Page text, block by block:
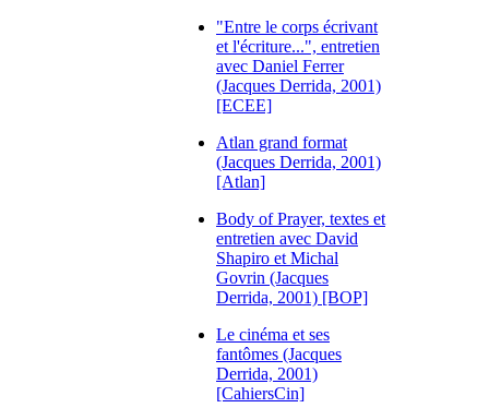
"Entre le corps écrivant
et l'écriture...", entretien
avec Daniel Ferrer
(Jacques Derrida, 2001)
[ECEE]
Atlan grand format
(Jacques Derrida, 2001)
[Atlan]
Body of Prayer, textes et
entretien avec David
Shapiro et Michal
Govrin (Jacques
Derrida, 2001) [BOP]
Le cinéma et ses
fantômes (Jacques
Derrida, 2001)
[CahiersCin]